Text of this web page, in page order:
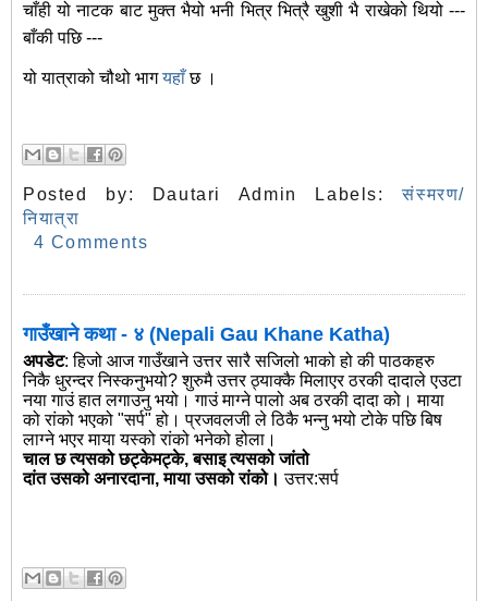
चाँही यो नाटक बाट मुक्त भैयो भनी भित्र भित्रै खुशी भै राखेको थियो ---
बाँकी पछि ---
यो यात्राको चौथो भागयहाँछ ।
Posted by: Dautari Admin Labels:संस्मरण/
नियात्रा
4 Comments
गाउँखाने कथा - ४ (Nepali Gau Khane Katha)
अपडेट: हिजो आज गाउँखाने उत्तर सारै सजिलो भाको हो की पाठकहरु
निकै धुरन्दर निस्कनुभयो? शुरुमै उत्तर ठ्याक्कै मिलाएर ठरकी दादाले एउटा
नया गाउं हात लगाउनु भयो। गाउं माग्ने पालो अब ठरकी दादा को। माया
को रांको भएको "सर्प" हो। प्रजवलजी ले ठिकै भन्नु भयो टोके पछि बिष
लाग्ने भएर माया यस्को रांको भनेको होला।
चाल छ त्यसको छट्केमट्के, बसाइ त्यसको जांतो
दांत उसको अनारदाना, माया उसको रांको। उत्तर:सर्प